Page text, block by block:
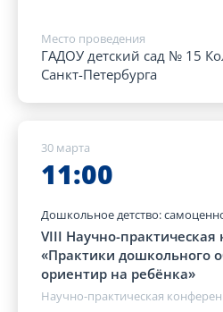
Место проведения
ГАДОУ детский сад № 15
Санкт-Петербурга
30 марта
11:00
Дошкольное детство:
VIII Научно-
«Практики дошкольного
ориентир на ребёнка»
Научно-практическая